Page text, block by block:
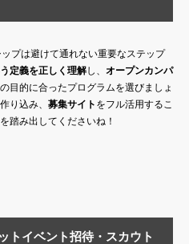
プは避けて通れない重要なステップ
定義を正しく理解し、 オープンカンパ
目的に合ったプログラムを選びましょ
り込み、 募集サイト をフル活用するこ
踏み出してくださいね！
トイベント招待・スカウト